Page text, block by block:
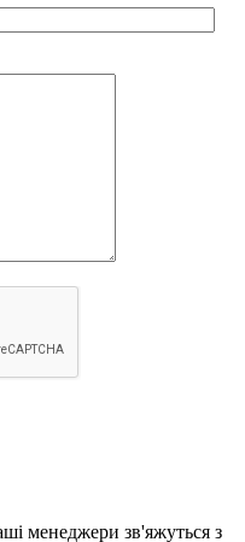
менеджери зв'яжуться з